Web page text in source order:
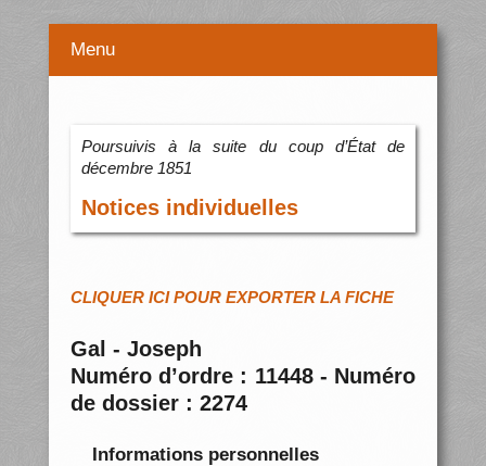
Menu
Poursuivis à la suite du coup d’État de
décembre 1851
Notices individuelles
CLIQUER ICI POUR EXPORTER LA FICHE
Gal - Joseph
Numéro d’ordre : 11448 - Numéro
de dossier : 2274
Informations personnelles